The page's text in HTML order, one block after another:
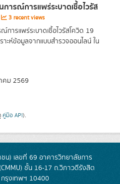
ารณ์การแพร่ระบาดเชื้อไวรัส
3 recent views
ารแพร่ระบาดเชื้อไวรัสโควิด 19
ะห์ข้อมูลจากแบบสำรวจออนไลน์ ใน
ม 2569
คู่มือ API).
) เลขที่ 69 อาคารวิทยาลัยการ
ชั้น 16-17 ถ.วิภาวดีรังสิต
กรุงเทพฯ 10400